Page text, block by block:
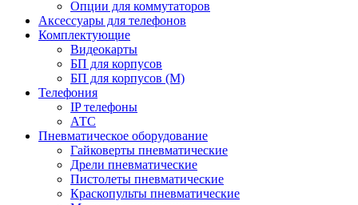
Опции для коммутаторов
Аксессуары для телефонов
Комплектующие
Видеокарты
БП для корпусов
БП для корпусов (М)
Телефония
IP телефоны
АТС
Пневматическое оборудование
Гайковерты пневматические
Дрели пневматические
Пистолеты пневматические
Краскопульты пневматические